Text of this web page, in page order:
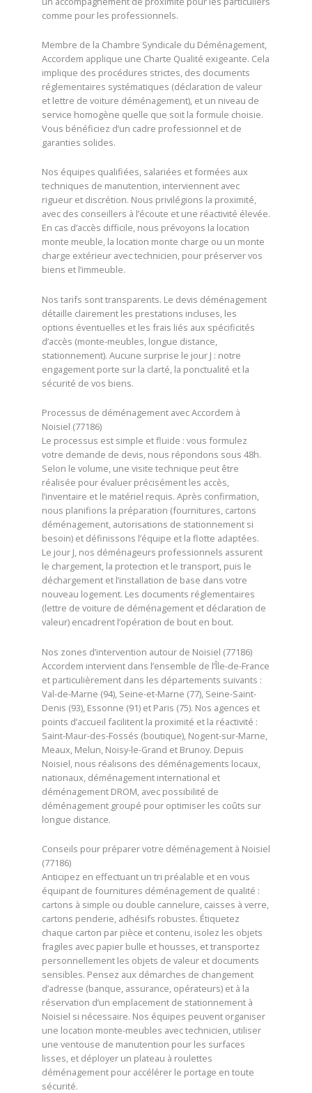
comme pour les professionnels.
Membre de la Chambre Syndicale du Déménagement,
Accordem applique une Charte Qualité exigeante. Cela
implique des procédures strictes, des documents
réglementaires systématiques (déclaration de valeur
et lettre de voiture déménagement), et un niveau de
service homogène quelle que soit la formule choisie.
Vous bénéficiez d’un cadre professionnel et de
garanties solides.
Nos équipes qualifiées, salariées et formées aux
techniques de manutention, interviennent avec
rigueur et discrétion. Nous privilégions la proximité,
avec des conseillers à l’écoute et une réactivité élevée.
En cas d’accès difficile, nous prévoyons la location
monte meuble, la location monte charge ou un monte
charge extérieur avec technicien, pour préserver vos
biens et l’immeuble.
Nos tarifs sont transparents. Le devis déménagement
détaille clairement les prestations incluses, les
options éventuelles et les frais liés aux spécificités
d’accès (monte-meubles, longue distance,
stationnement). Aucune surprise le jour J : notre
engagement porte sur la clarté, la ponctualité et la
sécurité de vos biens.
Processus de déménagement avec Accordem à
Noisiel (77186)
Le processus est simple et fluide : vous formulez
votre demande de devis, nous répondons sous 48h.
Selon le volume, une visite technique peut être
réalisée pour évaluer précisément les accès,
l’inventaire et le matériel requis. Après confirmation,
nous planifions la préparation (fournitures, cartons
déménagement, autorisations de stationnement si
besoin) et définissons l’équipe et la flotte adaptées.
Le jour J, nos déménageurs professionnels assurent
le chargement, la protection et le transport, puis le
déchargement et l’installation de base dans votre
nouveau logement. Les documents réglementaires
(lettre de voiture de déménagement et déclaration de
valeur) encadrent l’opération de bout en bout.
Nos zones d’intervention autour de Noisiel (77186)
Accordem intervient dans l’ensemble de l’Île-de-France
et particulièrement dans les départements suivants :
Val-de-Marne (94), Seine-et-Marne (77), Seine-Saint-
Denis (93), Essonne (91) et Paris (75). Nos agences et
points d’accueil facilitent la proximité et la réactivité :
Saint-Maur-des-Fossés (boutique), Nogent-sur-Marne,
Meaux, Melun, Noisy-le-Grand et Brunoy. Depuis
Noisiel, nous réalisons des déménagements locaux,
nationaux, déménagement international et
déménagement DROM, avec possibilité de
déménagement groupé pour optimiser les coûts sur
longue distance.
Conseils pour préparer votre déménagement à Noisiel
(77186)
Anticipez en effectuant un tri préalable et en vous
équipant de fournitures déménagement de qualité :
cartons à simple ou double cannelure, caisses à verre,
cartons penderie, adhésifs robustes. Étiquetez
chaque carton par pièce et contenu, isolez les objets
fragiles avec papier bulle et housses, et transportez
personnellement les objets de valeur et documents
sensibles. Pensez aux démarches de changement
d’adresse (banque, assurance, opérateurs) et à la
réservation d’un emplacement de stationnement à
Noisiel si nécessaire. Nos équipes peuvent organiser
une location monte-meubles avec technicien, utiliser
une ventouse de manutention pour les surfaces
lisses, et déployer un plateau à roulettes
déménagement pour accélérer le portage en toute
sécurité.